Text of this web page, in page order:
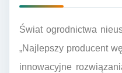
Świat ogrodnictwa
„Najlepszy producent
innowacyjne